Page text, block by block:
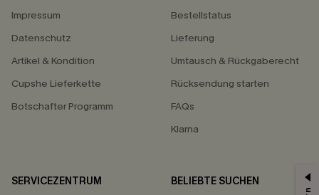
Impressum
Datenschutz
Artikel & Kondition
Cupshe Lieferkette
Botschafter Programm
Bestellstatus
Lieferung
Umtausch & Rückgaberecht
Rücksendung starten
FAQs
Klarna
SERVICEZENTRUM
BELIEBTE SUCHEN